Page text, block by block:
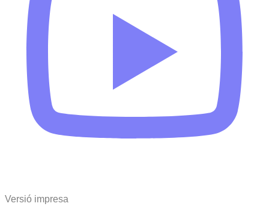
Versió impresa